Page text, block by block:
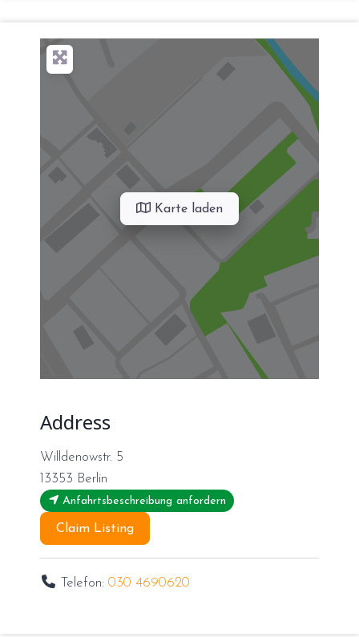
Karte laden
Address
Willdenowstr. 5
13353 Berlin
Anfahrtsbeschreibung anfordern
Claim Listing
Telefon:030 4690620